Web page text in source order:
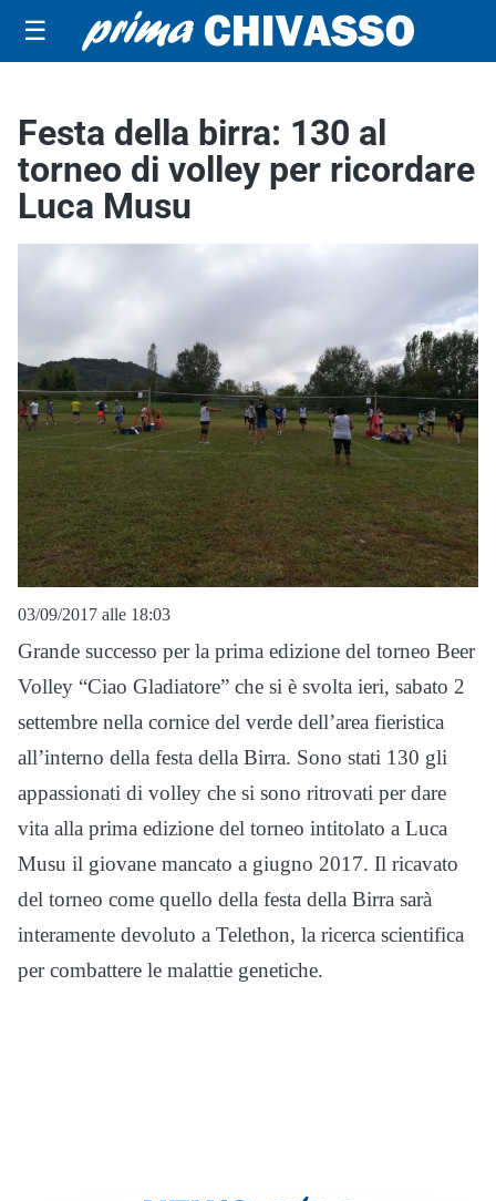
☰
Festa della birra: 130 al
torneo di volley per ricordare
Luca Musu
03/09/2017 alle 18:03
Grande successo per la prima edizione del torneo Beer
Volley “Ciao Gladiatore” che si è svolta ieri, sabato 2
settembre nella cornice del verde dell’area fieristica
all’interno della festa della Birra. Sono stati 130 gli
appassionati di volley che si sono ritrovati per dare
vita alla prima edizione del torneo intitolato a Luca
Musu il giovane mancato a giugno 2017. Il ricavato
del torneo come quello della festa della Birra sarà
interamente devoluto a Telethon, la ricerca scientifica
per combattere le malattie genetiche.